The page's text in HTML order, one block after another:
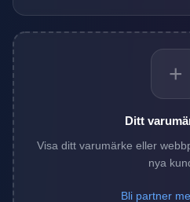
+
Ditt
Visa ditt varumärke eller
nya
Bli partner